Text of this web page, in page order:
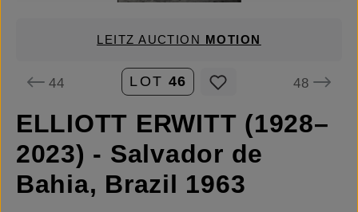
LEITZ AUCTION MOTION
44 LOT 46 48
ELLIOTT ERWITT (1928–
2023) - Salvador de
Bahia, Brazil 1963